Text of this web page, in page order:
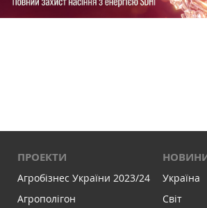
ПРОЕКТИ
Агробізнес України 2023/24
Агрополігон
Україна
Світ